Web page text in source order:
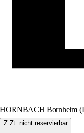
HORNBACH Bornheim
Z.Zt. nicht reservierbar